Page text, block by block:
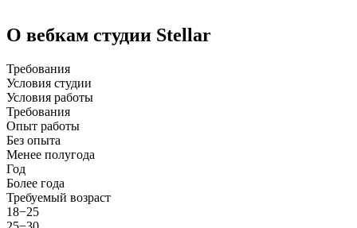
О вебкам студии Stellar
Требования
Условия студии
Условия работы
Требования
Опыт работы
Без опыта
Менее полугода
Год
Более года
Требуемый возраст
18−25